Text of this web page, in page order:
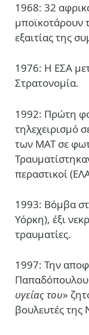
1968: 32
μποϊκοτάρουν
εξαιτίας της
1976: Η ΕΣΑ
Στρατονομία.
1992: Πρώτη
τηλεχειρισμό
των ΜΑΤ σε
περαστικοί
1993: Βόμβα
Υόρκη), έξι
τραυματίες.
1997: Την
υγείας του»
βουλευτές της